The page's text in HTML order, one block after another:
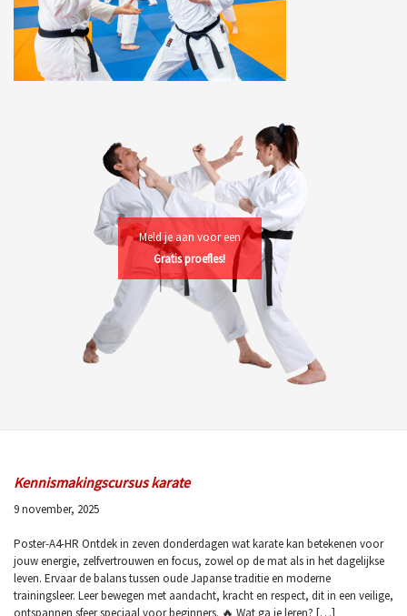
Meld je aan voor een
Gratis proefles!
Kennismakingscursus karate
9 november, 2025
Poster-A4-HR Ontdek in zeven donderdagen wat karate kan betekenen voor
jouw energie, zelfvertrouwen en focus, zowel op de mat als in het dagelijkse
leven. Ervaar de balans tussen oude Japanse traditie en moderne
trainingsleer. Leer bewegen met aandacht, kracht en respect, dit in een veilige,
ontspannen sfeer speciaal voor beginners. 🔥 Wat ga je leren? […]